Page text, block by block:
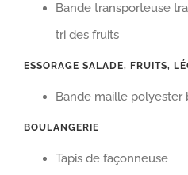
Bande transporteuse
tri des fruits
ESSORAGE SALADE, FRUITS,
Bande maille polyester
BOULANGERIE
Tapis de façonneuse